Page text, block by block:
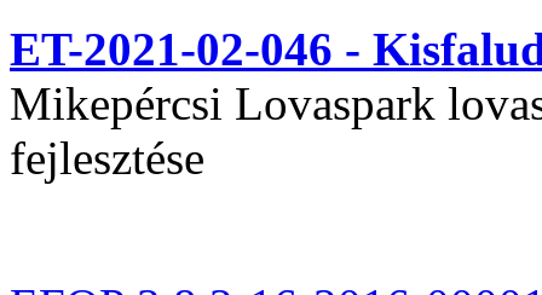
ET-2021-02-046 -
Mikepércsi Lovaspark
fejlesztése